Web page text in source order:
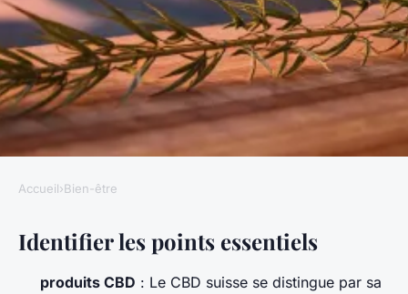
Magasinez en ligne : meilleurs
produits CBD bio de Suisse
Accueil›Bien-être
Identifier les points essentiels
produits CBD : Le CBD suisse se distingue par sa